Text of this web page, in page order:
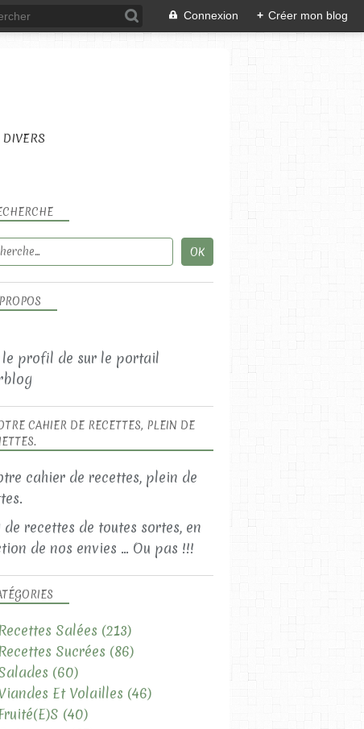
Connexion + Créer mon blog
DIVERS
LES RECETTES SUCRÉES
LES CHOCOLATÉ(E)S
CAHIER DE RECETTES, PLEIN DE
de recettes de toutes sortes, en
de nos envies ... Ou pas !!!
le profil de sur le portail
Salées (213)
Sucrées (86)
(60)
Et Volailles (46)
(40)